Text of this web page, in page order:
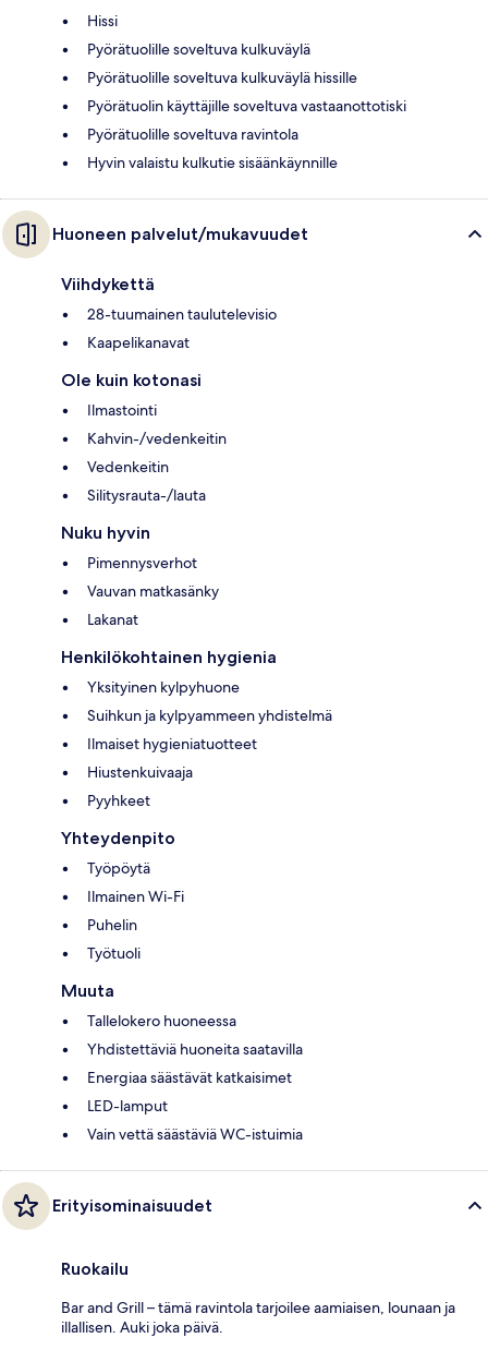
Hissi
Pyörätuolille soveltuva kulkuväylä
Pyörätuolille soveltuva kulkuväylä hissille
Pyörätuolin käyttäjille soveltuva vastaanottotiski
Pyörätuolille soveltuva ravintola
Hyvin valaistu kulkutie sisäänkäynnille
Huoneen palvelut/mukavuudet
Viihdykettä
28-tuumainen taulutelevisio
Kaapelikanavat
Ole kuin kotonasi
Ilmastointi
Kahvin-/vedenkeitin
Vedenkeitin
Silitysrauta-/lauta
Nuku hyvin
Pimennysverhot
Vauvan matkasänky
Lakanat
Henkilökohtainen hygienia
Yksityinen kylpyhuone
Suihkun ja kylpyammeen yhdistelmä
Ilmaiset hygieniatuotteet
Hiustenkuivaaja
Pyyhkeet
Yhteydenpito
Työpöytä
Ilmainen Wi-Fi
Puhelin
Työtuoli
Muuta
Tallelokero huoneessa
Yhdistettäviä huoneita saatavilla
Energiaa säästävät katkaisimet
LED-lamput
Vain vettä säästäviä WC-istuimia
Erityisominaisuudet
Ruokailu
Bar and Grill – tämä ravintola tarjoilee aamiaisen, lounaan ja
illallisen. Auki joka päivä.